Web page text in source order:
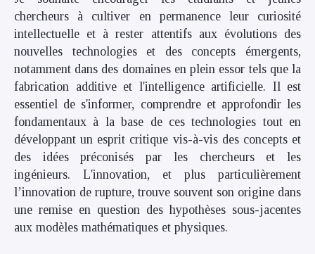
chercheurs à cultiver en permanence leur curiosité
intellectuelle et à rester attentifs aux évolutions des
nouvelles technologies et des concepts émergents,
notamment dans des domaines en plein essor tels que la
fabrication additive et l'intelligence artificielle. Il est
essentiel de s'informer, comprendre et approfondir les
fondamentaux à la base de ces technologies tout en
développant un esprit critique vis-à-vis des concepts et
des idées préconisés par les chercheurs et les
ingénieurs. L'innovation, et plus particulièrement
l’innovation de rupture, trouve souvent son origine dans
une remise en question des hypothèses sous-jacentes
aux modèles mathématiques et physiques.